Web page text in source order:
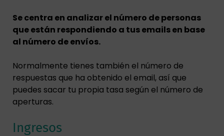
Se centra en analizar el número de personas
que están respondiendo a tus emails en base
al número de envíos.
Normalmente tienes también el número de
respuestas que ha obtenido el email, así que
puedes sacar tu propia tasa según el número de
aperturas.
Ingresos